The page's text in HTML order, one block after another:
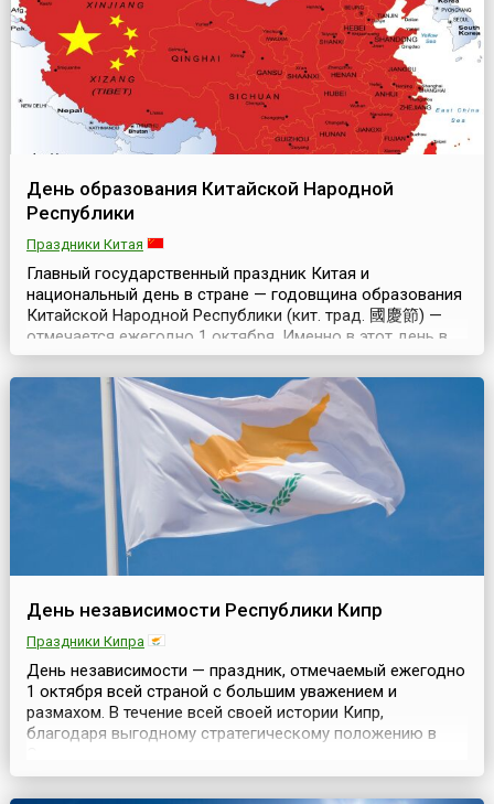
День образования Китайской Народной
Республики
Праздники Китая
Главный государственный праздник Китая и
национальный день в стране — годовщина образования
Китайской Народной Республики (кит. трад. 國慶節) —
отмечается ежегодно 1 октября. Именно в этот день в
1949 году на митинге на площади Тяньаньмэнь в Пекине
было провозглашено Образование КНР, а 2 декабря
того же года центральное народное правительство
издало постановление об объявлении 1 октября
националь...
День независимости Республики Кипр
Праздники Кипра
День независимости — праздник, отмечаемый ежегодно
1 октября всей страной с большим уважением и
размахом. В течение всей своей истории Кипр,
благодаря выгодному стратегическому положению в
оставаясь на периферии различных империй (Римской,
Византийской), а в конце 16 века был завоеван турками-